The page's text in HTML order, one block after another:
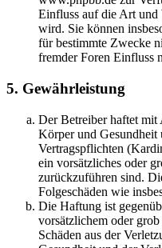
Einfluss auf die Art und
wird. Sie können
für bestimmte Zwecke
fremder Foren Einfluss
5. Gewährleistung
Der Betreiber haftet mit
Körper und Gesundheit
Vertragspflichten
ein vorsätzliches oder
zurückzuführen sind.
Folgeschäden wie
Die Haftung ist
vorsätzlichem oder
Schäden aus der